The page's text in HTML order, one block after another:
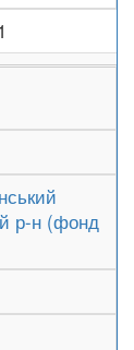
р-н (фонд